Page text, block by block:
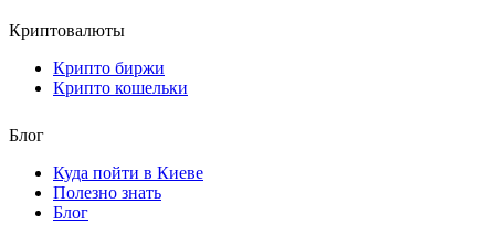
Криптовалюты
Крипто биржи
Крипто кошельки
Блог
Куда пойти в Киеве
Полезно знать
Блог